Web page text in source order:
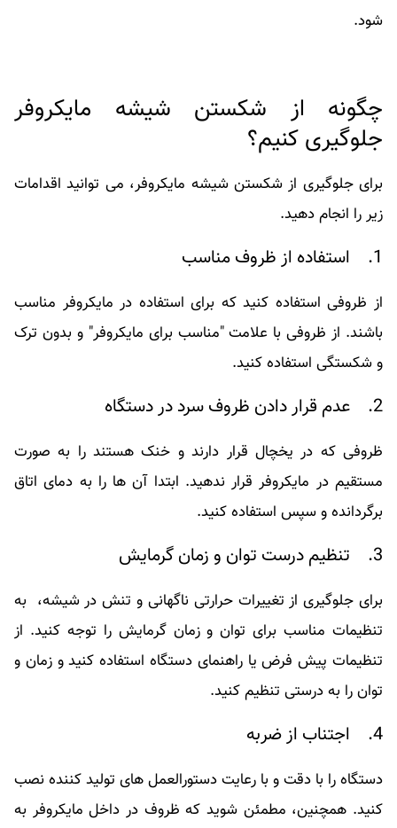
شود.
چگونه از شکستن شیشه مایکروفر
جلوگیری کنیم؟
برای جلوگیری از شکستن شیشه مایکروفر، می‌ توانید اقدامات
زیر را انجام دهید.
1. استفاده از ظروف مناسب
از ظروفی استفاده کنید که برای استفاده در مایکروفر مناسب
باشند. از ظروفی با علامت "مناسب برای مایکروفر" و بدون ترک‌
و شکستگی استفاده کنید.
2. عدم قرار دادن ظروف سرد در دستگاه
ظروفی که در یخچال قرار دارند و خنک هستند را به صورت
مستقیم در مایکروفر قرار ندهید. ابتدا آن ها را به دمای اتاق
برگردانده و سپس استفاده کنید.
3. تنظیم درست توان و زمان گرمایش
برای جلوگیری از تغییرات حرارتی ناگهانی و تنش در شیشه، به
تنظیمات مناسب برای توان و زمان گرمایش را توجه کنید. از
تنظیمات پیش ‌فرض یا راهنمای دستگاه استفاده کنید و زمان و
توان را به درستی تنظیم کنید.
4. اجتناب از ضربه
دستگاه را با دقت و با رعایت دستورالعمل‌ های تولید کننده نصب
کنید. همچنین، مطمئن شوید که ظروف در داخل مایکروفر به